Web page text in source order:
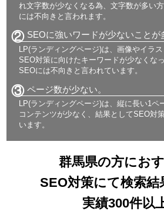
れ文字数が少なくなる為、文字数が多い
には不向きと言われます。
② SEOに強いワードが少ないことが
LP(ランディングページ)は、画像やイラス
SEO対策に向けたキーワードが少なくな
SEOには不向きと言われています。
③ ページ数が少ない。
LP(ランディングページ)は、縦に長い1ペ
コンテンツが少なく、結果としてSEO対
います。
群馬県の方にお
SEO対策にて検索結
実績300件以